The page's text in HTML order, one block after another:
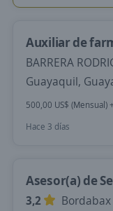
Auxiliar de
BARRERA
Guayaquil,
500,00 US$ (Mensual)
Hace 3 días
Asesor(a) de
3,2
Bordabax